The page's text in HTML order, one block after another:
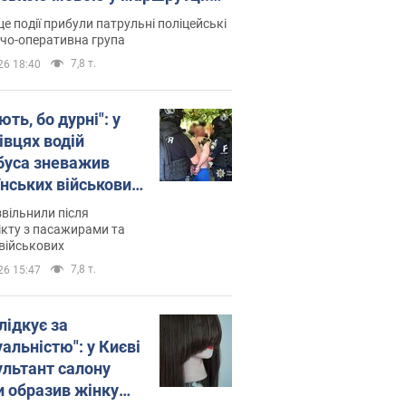
склала адмінпротокол.
події прибули патрульні поліцейські
оперативна група
18:40 7,8 т.
бо дурні": у
водій
зневажив
військових
Відео
після
з пасажирами та
15:47 7,8 т.
за
у Києві
салону
образив жінку